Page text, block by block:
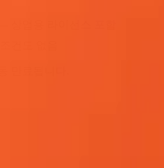
만료됩니다.